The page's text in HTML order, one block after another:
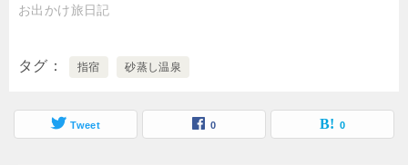
お出かけ旅日記
タグ 指宿 砂蒸し温泉
Tweet 0 0